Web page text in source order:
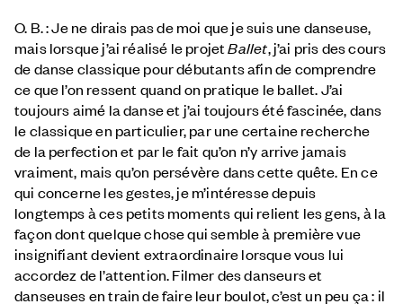
O. B. : Je ne dirais pas de moi que je suis une danseuse,
mais lorsque j’ai réalisé le projetBallet, j’ai pris des cours
de danse classique pour débutants afin de comprendre
ce que l’on ressent quand on pratique le ballet. J’ai
toujours aimé la danse et j’ai toujours été fascinée, dans
le classique en particulier, par une certaine recherche
de la perfection et par le fait qu’on n’y arrive jamais
vraiment, mais qu’on persévère dans cette quête. En ce
qui concerne les gestes, je m’intéresse depuis
longtemps à ces petits moments qui relient les gens, à la
façon dont quelque chose qui semble à première vue
insignifiant devient extraordinaire lorsque vous lui
accordez de l’attention. Filmer des danseurs et
danseuses en train de faire leur boulot, c’est un peu ça : il